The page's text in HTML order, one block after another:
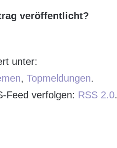
veröffentlicht?
unter:
, Topmeldungen.
Feed verfolgen: RSS 2.0.